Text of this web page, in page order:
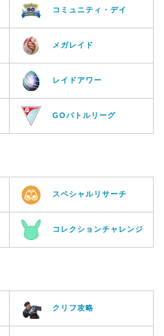
コミュニティ・デイ
メガレイド
レイドアワー
GOバトルリーグ
スペシャルリサーチ
コレクションチャレンジ
クリフ攻略